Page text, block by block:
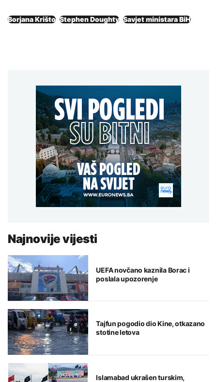
Borjana Krišto Stephen Doughty Savjet ministara BiH
Najnovije vijesti
UEFA novčano kaznila Borac i
poslala upozorenje
Tajfun pogodio dio Kine, otkazano
stotine letova
Islamabad ukrašen turskim,